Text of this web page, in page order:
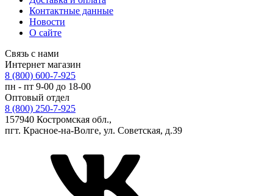
Контактные данные
Новости
О сайте
Связь с нами
Интернет магазин
8 (800) 600-7-925
пн - пт 9-00 до 18-00
Оптовый отдел
8 (800) 250-7-925
157940 Костромская обл.,
пгт. Красное-на-Волге, ул. Советская, д.39